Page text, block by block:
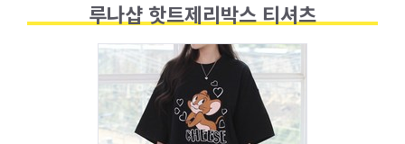
루나샵 핫트제리박스 티셔츠